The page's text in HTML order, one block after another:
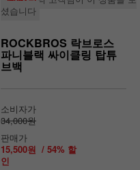
셨습니다
ROCKBROS 락브로스
파니블랙 싸이클링 탑튜
브백
소비자가
34,000원
판매가
15,500원 / 54% 할
인